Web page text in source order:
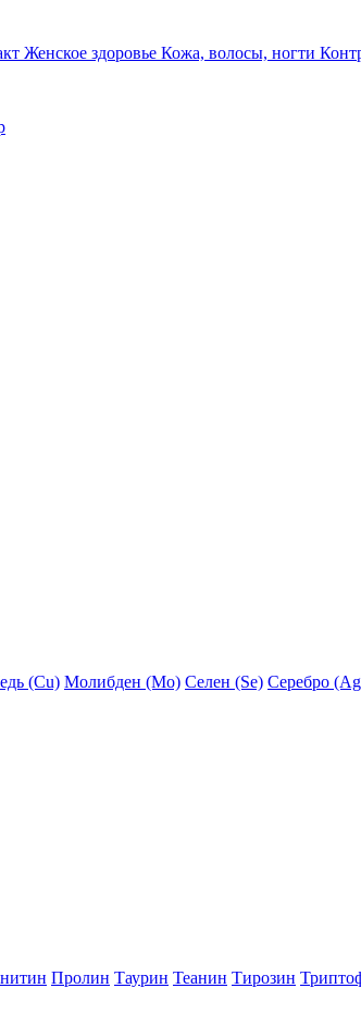
Женское здоровье Кожа, волосы, ногти
(Сu) Молибден (Мо) Селен (Se) Серебро
Пролин Таурин Теанин Тирозин